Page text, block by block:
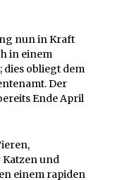
nun in Kraft
in einem
dies obliegt dem
Der
Ende April
und
einem rapiden